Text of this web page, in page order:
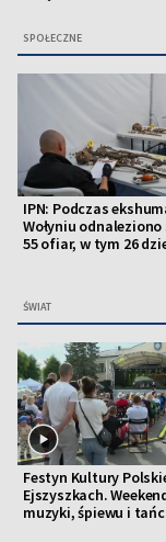
SPOŁECZNE
IPN: Podczas
Wołyniu
55 ofiar, w tym 26
ŚWIAT
Festyn Kultury
Ejszyszkach.
muzyki, śpiewu i